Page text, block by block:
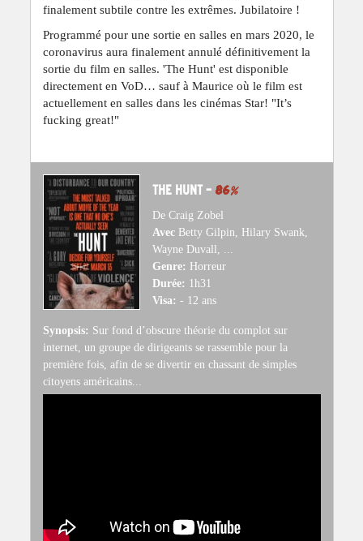
finalement subtile contre les extrêmes. Jubilatoire !
Programmé pour une sortie en salles en mars 2020, le
coronavirus aura finalement annulé définitivement la
sortie du film en salles. 'The Hunt' est disponible
directement en VoD… sauf à Maurice où le film est
actuellement en salles dans les cinémas Star! "It’s
fucking great!"
THE HUNT – 86%
De Craig Zobel
AvecBetty Gilpin, Hilary Swank,
Wayne Duvall, ...
Genre: Horreur
Durée: 1h31
Visa: - 12 ans
Synopsis: Sur fond d’obscure théorie du complot sur
internet, un groupe de dirigeants se rassemble pour la
première fois, afin de se divertir en chassant de simples
citoyens américains...